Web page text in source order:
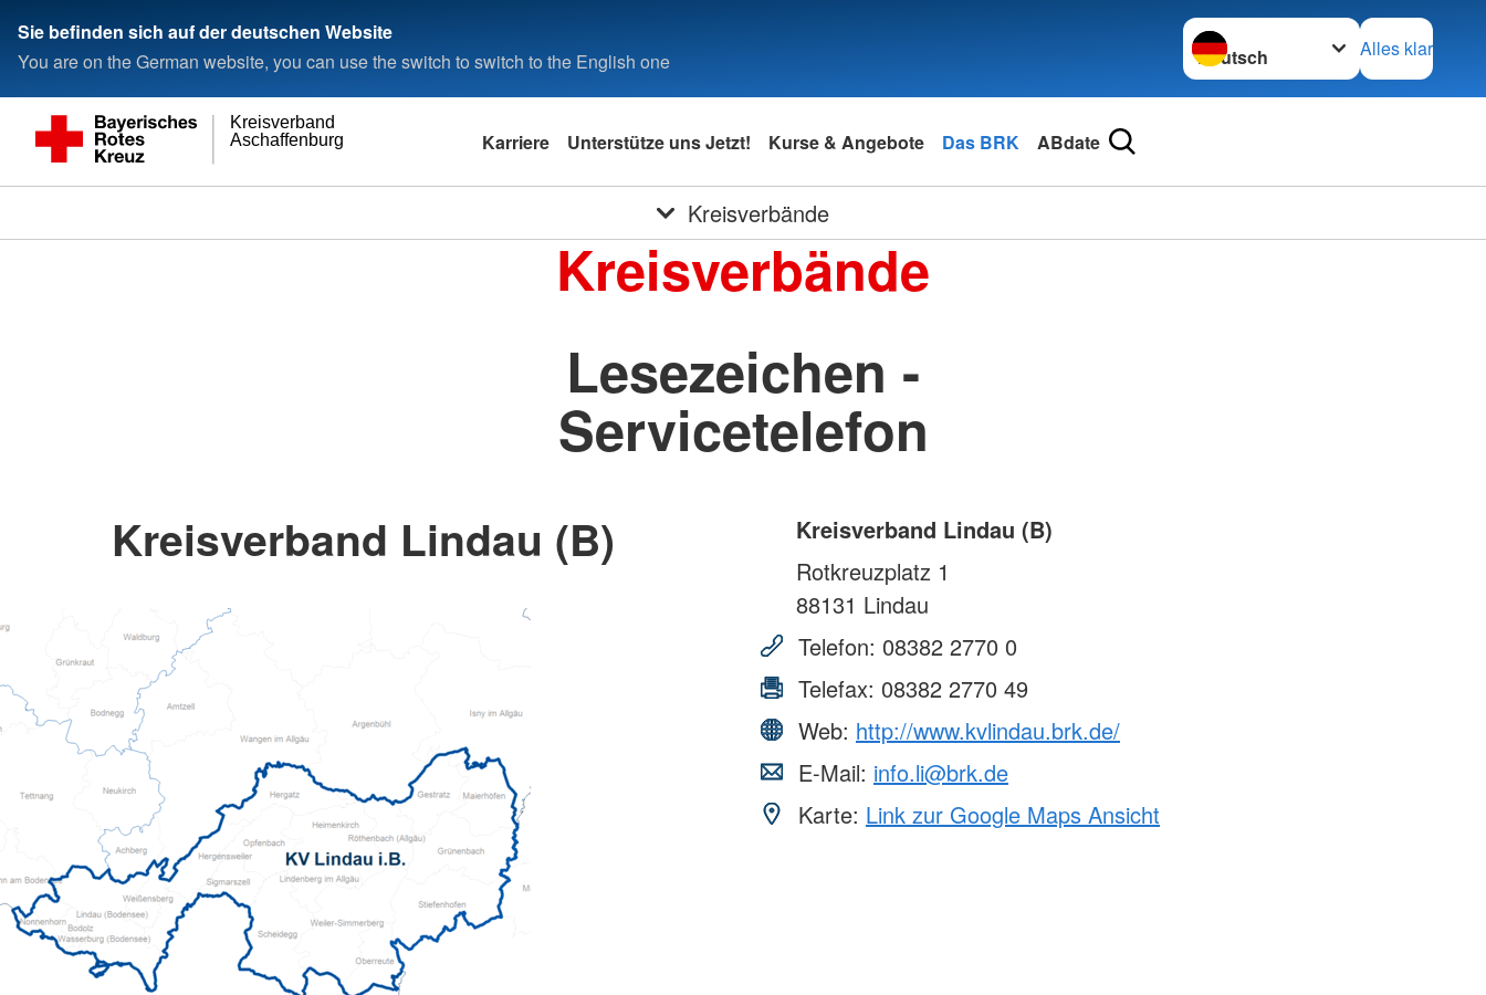
Sie befinden sich auf der deutschen Website
You are on the German website, you can use the switch to switch to the English one
Sprache wechseln zu
Alles klar
Aschaffenburg
Kreisverband
Karriere Unterstütze uns Jetzt! Kurse & Angebote Das BRK ABdate
Kreisverbände
Kreisverbände
Lesezeichen -
Servicetelefon
Kreisverband Lindau (B)
Kreisverband Lindau (B)
Rotkreuzplatz 1
88131 Lindau
Telefon: 08382 2770 0
Telefax: 08382 2770 49
Web: http://www.kvlindau.brk.de/
E-Mail: info.li@brk.de
Karte: Link zur Google Maps Ansicht